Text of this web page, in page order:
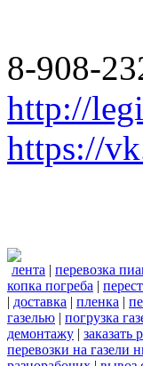
8-908-
http://
https://
лента | перевозка
копка погреба |
| доставка | пленка |
газелью | погрузка
демонтажу | заказать
перевозки на газели